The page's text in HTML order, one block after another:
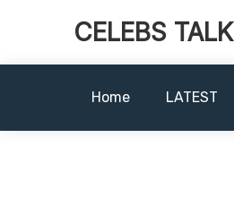
CELEBS TALK
Home LATEST